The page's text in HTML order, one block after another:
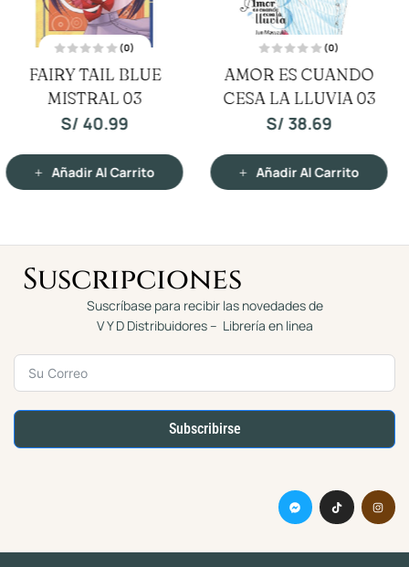
a
l
o
r
d
o
o
0
e
(0)
FAIRY TAIL BLUE
MISTRAL 02
S/40.99
Añadir Al Carrito
a
l
o
d
o
o
0
e
AMOR ES CUANDO
CESA LA LLUVIA 06
S/38.69
Añadir Al Carrito
Suscripciones
Suscríbase para recibir las novedades de
V Y D Distribuidores – Librería en linea
Subscribirse